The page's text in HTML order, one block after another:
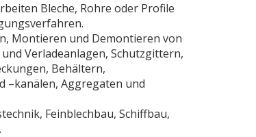
Bleche, Rohre oder Profile
Montieren und Demontieren von
Verladeanlagen, Schutzgittern,
Behältern,
–kanälen, Aggregaten und
Feinblechbau, Schiffbau,